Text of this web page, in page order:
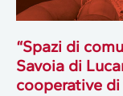
“Spazi di
Savoia di
cooperative